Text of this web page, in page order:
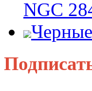
NGC